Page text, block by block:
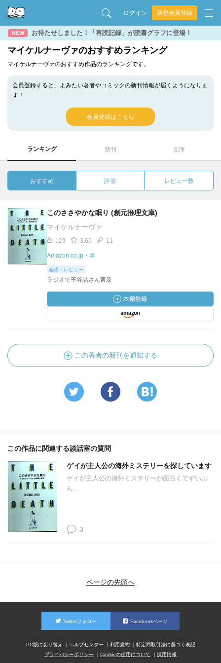
ログイン 新規会員登録
NEW お待たせしました！「再読記録」が読書グラフに登場！
マイケルナーヴァのおすすめランキング
マイケルナーヴァのおすすめ作品のランキングです。
会員登録すると、よみたい著者やコミックの新刊情報が届くようになりま
す！
会員登録はこちら
ランキング 新刊 文庫
おすすめ 評価 レビュー数
このささやかな眠り (創元推理文庫)
マイケルナーヴァ
129 3.65 11
Amazon.co.jp・本
感想・レビュー
ラジオで王谷晶さん言及
この著者の新刊を通知する
この作品に関連する談話室の質問
ゲイが主人公の海外ミステリーを探しています
ゲイが主人公の海外ミステリーが面白くてずいぶ
ん...
3
ページの先頭へ
Twitterフォロー Facebookページ
PC版に切り替え ヘルプセンター 利用規約
特定商取引法に基づく表記
プライバシーポリシー
Cookieの使用について 採用情報